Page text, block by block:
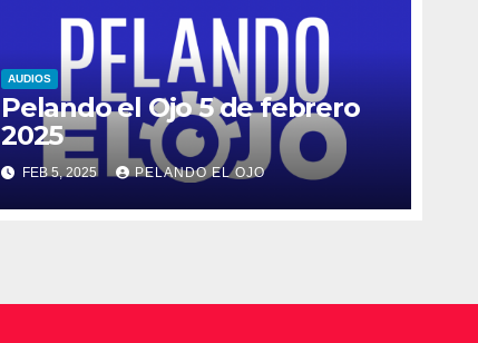
AUDIOS
Pelando el Ojo 5 de febrero
2025
FEB 5, 2025 PELANDO EL OJO